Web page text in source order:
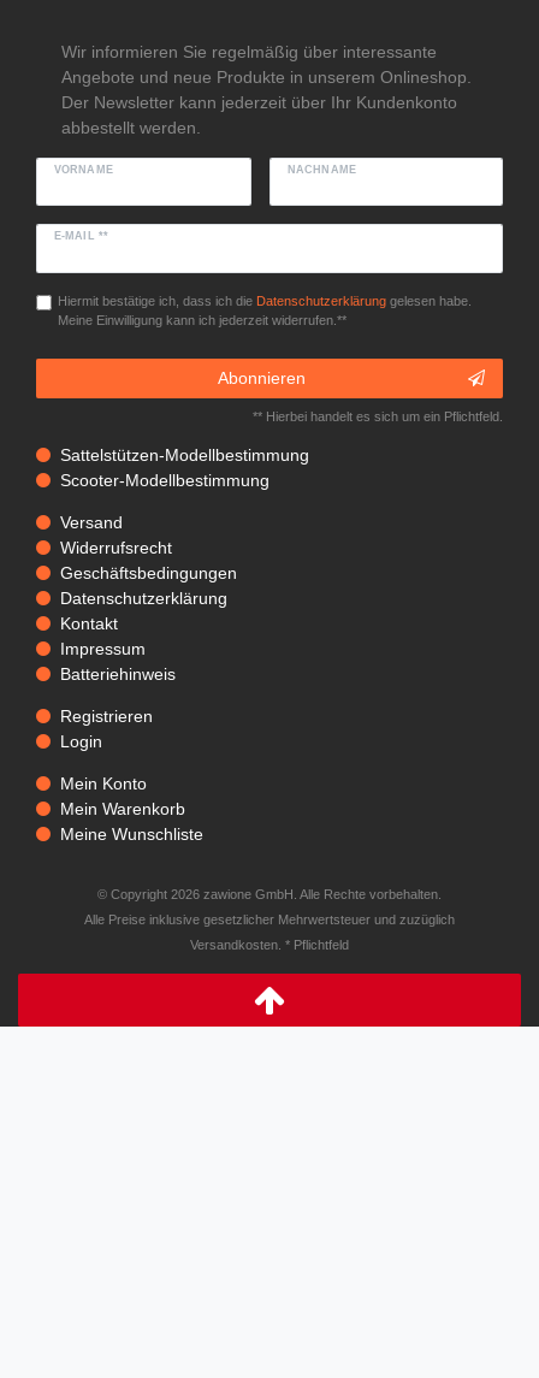
Wir informieren Sie regelmäßig über interessante
Angebote und neue Produkte in unserem Onlineshop.
Der Newsletter kann jederzeit über Ihr Kundenkonto
abbestellt werden.
VORNAME NACHNAME
E-MAIL **
Hiermit bestätige ich, dass ich die Daten­schutz­erklärunggelesen habe.
Meine Einwilligung kann ich jederzeit widerrufen.**
Abonnieren
** Hierbei handelt es sich um ein Pflichtfeld.
Sattelstützen-Modellbestimmung
Scooter-Modellbestimmung
Versand
Widerrufsrecht
Geschäftsbedingungen
Datenschutzerklärung
Kontakt
Impressum
Batteriehinweis
Registrieren
Login
Mein Konto
Mein Warenkorb
Meine Wunschliste
© Copyright 2026 zawione GmbH. Alle Rechte vorbehalten.
Alle Preise inklusive gesetzlicher Mehrwertsteuer und zuzüglich
Versandkosten. * Pflichtfeld